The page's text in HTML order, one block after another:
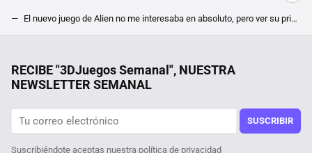
El nuevo juego de Alien no me interesaba en absoluto, pero ver su primer gameplay lo ha puesto definitivamente en mi radar
28 autoras para informarse y reflexionar sobre videojuegos
RECIBE "3DJuegos Semanal", NUESTRA
NEWSLETTER SEMANAL
SUSCRIBIR
Suscribiéndote aceptas nuestra política de privacidad